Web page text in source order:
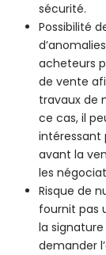
sécurité.
Possibilité
acheteurs
de vente
travaux de
ce cas, il
intéressant
avant la
les
Risque de
fournit pas
la
demander